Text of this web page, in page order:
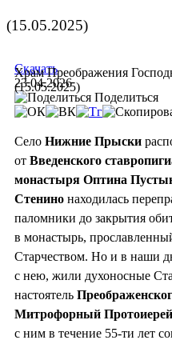
(15.05.2025)
Храм Преображения
(15.05.2025)
Скачать
23.04.2026
Поделиться
Село Нижние Прыски
от Введенского
монастыря Оптина
Стенино находилась
паломники до закрытия
в монастырь,
Старчеством. Но и в наши
с нею, жили духоносные
настоятель
Митрофорный
с ним в течение 55-ти лет